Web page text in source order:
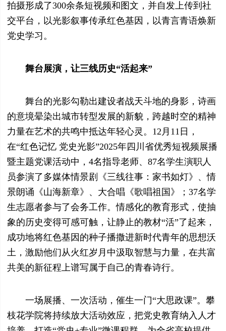
拍摄形成了300余条短视频和图文，并自发上传到社
交平台，以光影叙事传承红色基因，以青言青语焕新
党史学习。
舞台展演，让三线历史“活起来”
舞台的光影勾勒出建设者战天斗地的身影，诗画
的意境晕染出城市转型发展的新貌，跨越时空的精神
力量在艺术的共鸣中抵达年轻心灵。12月11日，
在“红色记忆 党史光影”2025年四川省优秀短视频展播
暨主题党课活动中，4名指导老师、87名学生演职人
员参演了多媒体情景剧《三线往事：家书如灯》、情
景朗诵《山海新章》、大合唱《歌唱祖国》；37名学
生志愿者参与了会务工作。情感化的教育形式，使抽
象的历史变得可感可触，让静止的教材“活”了起来，
成功地将红色基因的种子播撒进新时代青年的思想沃
土，激励他们从火红岁月中汲取智慧与力量，在共富
共美的新征程上谱写属于自己的青春诗行。
一场展播、一次活动，催生一门“大思政课”。攀
枝花学院将持续放大活动效应，把党史教育纳入人才